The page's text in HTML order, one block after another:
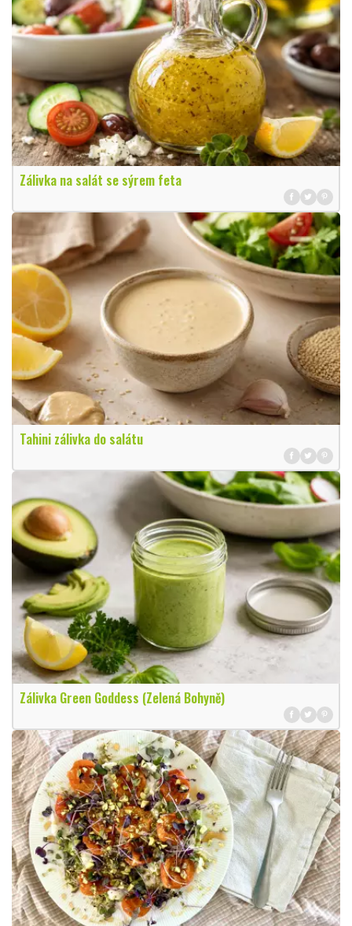
Zálivka na salát se sýrem feta
Tahini zálivka do salátu
Zálivka Green Goddess (Zelená Bohyně)